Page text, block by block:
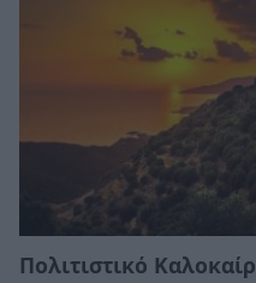
Πολιτιστικό